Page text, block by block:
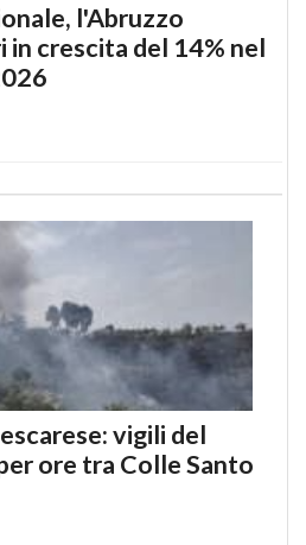
l'Abruzzo
in crescita del 14% nel
vigili del
ore tra Colle Santo